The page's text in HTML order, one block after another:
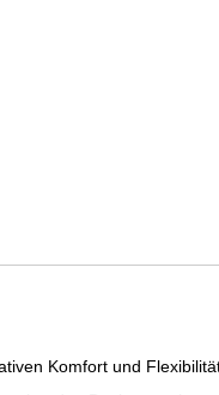
Komfort und